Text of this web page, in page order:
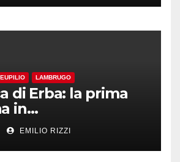
EUPILIO LAMBRUGO
di Erba: la prima
in
EMILIO RIZZI